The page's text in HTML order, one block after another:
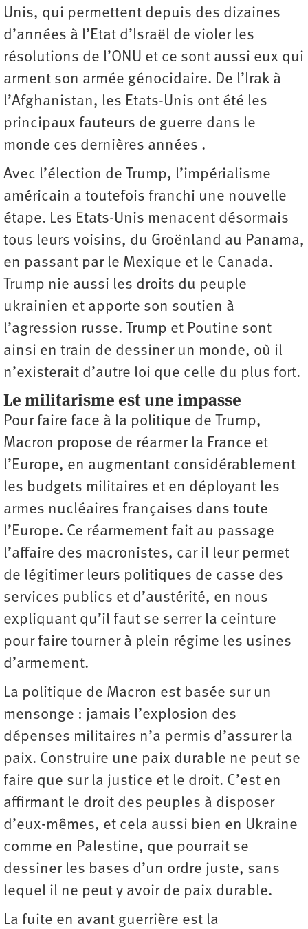
Unis, qui permettent depuis des dizaines
d’années à l’Etat d’Israël de violer les
résolutions de l’ONU et ce sont aussi eux qui
arment son armée génocidaire. De l’Irak à
l’Afghanistan, les Etats-Unis ont été les
principaux fauteurs de guerre dans le
monde ces dernières années .
Avec l’élection de Trump, l’impérialisme
américain a toutefois franchi une nouvelle
étape. Les Etats-Unis menacent désormais
tous leurs voisins, du Groënland au Panama,
en passant par le Mexique et le Canada.
Trump nie aussi les droits du peuple
ukrainien et apporte son soutien à
l’agression russe. Trump et Poutine sont
ainsi en train de dessiner un monde, où il
n’existerait d’autre loi que celle du plus fort.
Le militarisme est une impasse
Pour faire face à la politique de Trump,
Macron propose de réarmer la France et
l’Europe, en augmentant considérablement
les budgets militaires et en déployant les
armes nucléaires françaises dans toute
l’Europe. Ce réarmement fait au passage
l’affaire des macronistes, car il leur permet
de légitimer leurs politiques de casse des
services publics et d’austérité, en nous
expliquant qu’il faut se serrer la ceinture
pour faire tourner à plein régime les usines
d’armement.
La politique de Macron est basée sur un
mensonge : jamais l’explosion des
dépenses militaires n’a permis d’assurer la
paix. Construire une paix durable ne peut se
faire que sur la justice et le droit. C’est en
affirmant le droit des peuples à disposer
d’eux-mêmes, et cela aussi bien en Ukraine
comme en Palestine, que pourrait se
dessiner les bases d’un ordre juste, sans
lequel il ne peut y avoir de paix durable.
La fuite en avant guerrière est la